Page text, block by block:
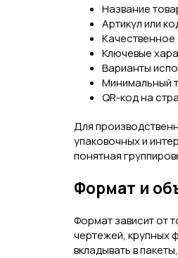
Название
Артикул или
Качественное
Ключевые
Варианты
Минимальный
QR-код на
Для
упаковочных и
понятная
Формат и
Формат зависит от
чертежей, крупных
вкладывать в